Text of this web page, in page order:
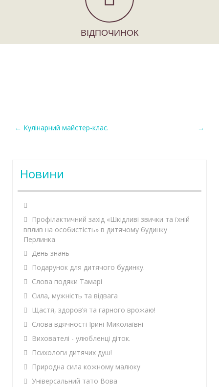
ВІДПОЧИНОК
← Кулінарний майстер-клас. →
Новини
Профілактичний захід «Шкідливі звички та їхній
вплив на особистість» в дитячому будинку
Перлинка
День знань
Подарунок для дитячого будинку.
Слова подяки Тамарі
Сила, мужність та відвага
Щастя, здоров’я та гарного врожаю!
Слова вдячності Ірині Миколаївні
Вихователі - улюбленці діток.
Психологи дитячих душ!
Природна сила кожному малюку
Універсальний тато Вова